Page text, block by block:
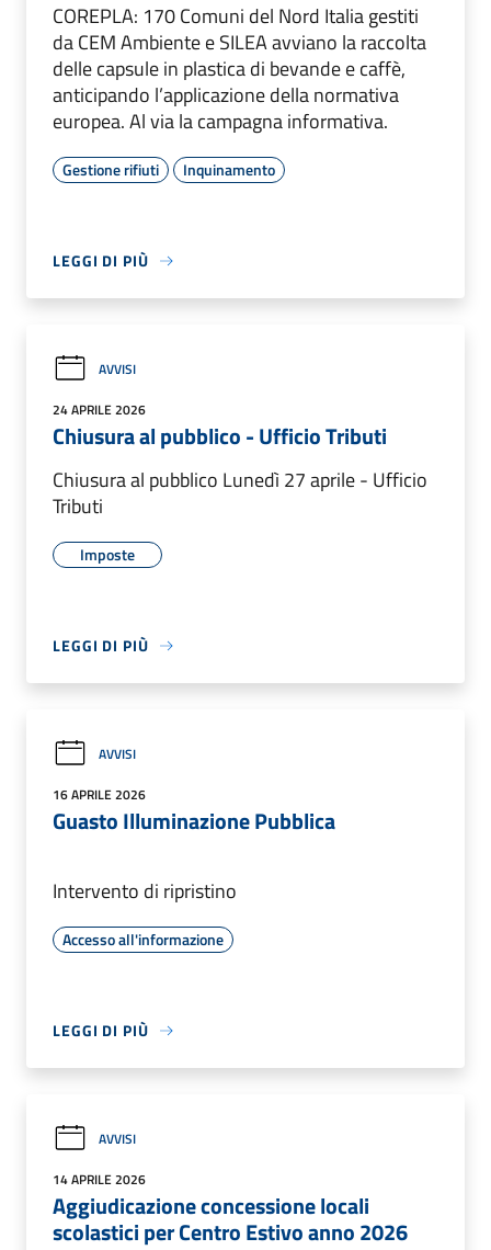
COREPLA: 170 Comuni del Nord Italia gestiti
da CEM Ambiente e SILEA avviano la raccolta
delle capsule in plastica di bevande e caffè,
anticipando l’applicazione della normativa
europea. Al via la campagna informativa.
Gestione rifiuti Inquinamento
LEGGI DI PIÙ
AVVISI
24 APRILE 2026
Chiusura al pubblico - Ufficio Tributi
Chiusura al pubblico Lunedì 27 aprile - Ufficio
Tributi
Imposte
LEGGI DI PIÙ
AVVISI
16 APRILE 2026
Guasto Illuminazione Pubblica
Intervento di ripristino
Accesso all'informazione
LEGGI DI PIÙ
AVVISI
14 APRILE 2026
Aggiudicazione concessione locali
scolastici per Centro Estivo anno 2026